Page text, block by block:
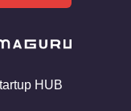
HUB